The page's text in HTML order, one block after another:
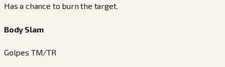
Has a chance to burn the target.
Body Slam
Golpes TM/TR